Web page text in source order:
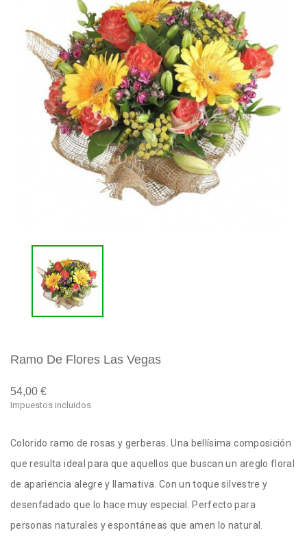
Ramo De Flores Las Vegas
54,00 €
Impuestos incluidos
Colorido ramo de rosas y gerberas. Una bellísima composición
que resulta ideal para que aquellos que buscan un areglo floral
de apariencia alegre y llamativa. Con un toque silvestre y
desenfadado que lo hace muy especial. Perfecto para
personas naturales y espontáneas que amen lo natural.